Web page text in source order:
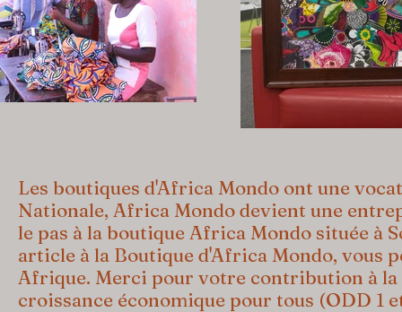
Les boutiques d'Africa Mondo ont une
Nationale, Africa Mondo devient une
le pas à la boutique Africa Mondo située à
article à la Boutique d'Africa Mondo, vous
Afrique. Merci pour votre contribution à la
croissance économique pour tous (ODD 1